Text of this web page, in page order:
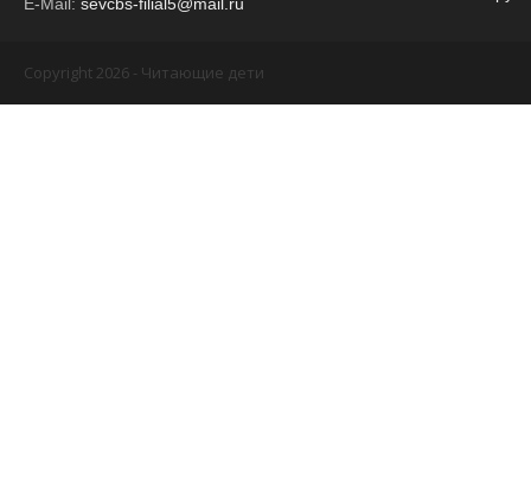
Copyright 2026 - Читающие дети